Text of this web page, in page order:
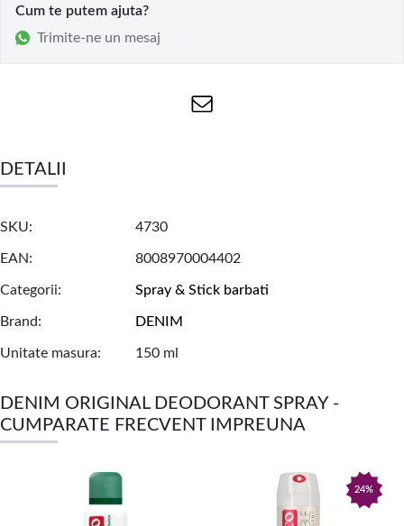
Cum te putem ajuta?
Trimite-ne un mesaj
DETALII
SKU 4730
EAN 8008970004402
Categorii Spray & Stick barbati
Brand DENIM
Unitate masura 150 ml
DENIM ORIGINAL DEODORANT SPRAY -
CUMPARATE FRECVENT IMPREUNA
24%